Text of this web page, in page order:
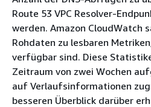
Route 53 VPC Resolver-
werden. Amazon CloudWatch
Rohdaten zu lesbaren
verfügbar sind. Diese
Zeitraum von zwei Wochen
auf Verlaufsinformationen
besseren Überblick darüber